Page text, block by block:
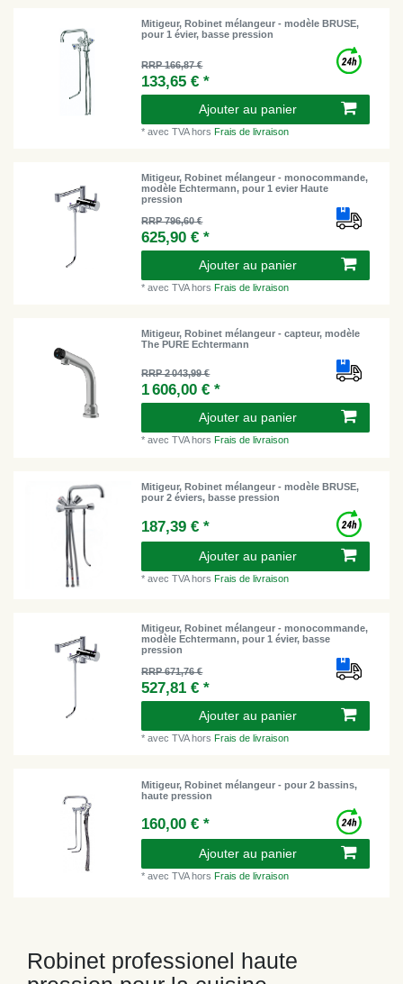
Mitigeur, Robinet mélangeur - modèle BRUSE,
pour 1 évier, basse pression
RRP 166,87 €
133,65 € *
Ajouter au panier
*avec TVAhorsFrais de livraison
Mitigeur, Robinet mélangeur - monocommande,
modèle Echtermann, pour 1 evier Haute
pression
RRP 796,60 €
625,90 € *
Ajouter au panier
*avec TVAhorsFrais de livraison
Mitigeur, Robinet mélangeur - capteur, modèle
The PURE Echtermann
RRP 2 043,99 €
1 606,00 € *
Ajouter au panier
*avec TVAhors Frais de livraison
Mitigeur, Robinet mélangeur - modèle BRUSE,
pour 2 éviers, basse pression
187,39 € *
Ajouter au panier
*avec TVAhorsFrais de livraison
Mitigeur, Robinet mélangeur - monocommande,
modèle Echtermann, pour 1 évier, basse
pression
RRP 671,76 €
527,81 € *
Ajouter au panier
*avec TVAhorsFrais de livraison
Mitigeur, Robinet mélangeur - pour 2 bassins,
haute pression
160,00 € *
Ajouter au panier
*avec TVAhors Frais de livraison
Robinet professionel haute